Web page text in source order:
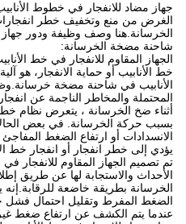
جهاز مضاد للانفجار في خطوط
الغرض من منع وتخفيف خطر
الخرسانة.هنا وصف وظيفة ودور جهاز
شاحنة مضخة الخرسانة:
الجهاز المقاوم للانفجار في خط
خط الأنابيب أو حماية الانفجار، هو
الأنابيب في شاحنة مضخة
المحتملة والمخاطر الناجمة عن
أثناء ضخ الخرسانة ، يتعرض نظام
بسبب حركة الخرسانة. في بعض
الانسدادات أو ارتفاع الضغط
يؤدي إلى خطر انفجار أو انفجار خط
تم تصميم الجهاز المقاوم للانفجار
الأحداث والاستجابة لها عن طريق
الخرسانة بطريقة خاضعة
الضغط المفرط وتقليل احتمال فشل
عندما يتم الكشف عن ارتفاع ضغط